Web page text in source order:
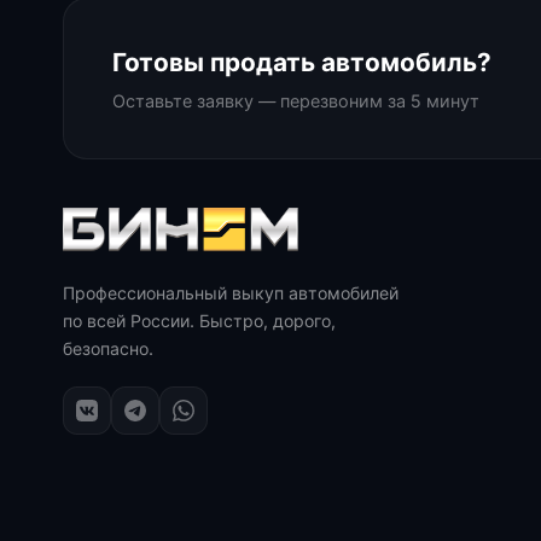
Готовы продать автомобиль?
Оставьте заявку — перезвоним за 5 минут
Профессиональный выкуп автомобилей
по всей России. Быстро, дорого,
безопасно.